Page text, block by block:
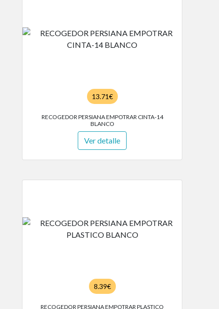
13.71€
RECOGEDOR PERSIANA EMPOTRAR CINTA-14
BLANCO
Ver detalle
8.39€
RECOGEDOR PERSIANA EMPOTRAR PLASTICO